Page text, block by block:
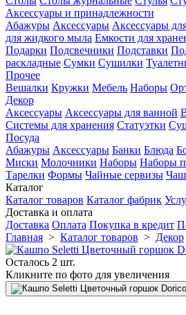
Аксессуары и принадлежности
Абажуры Аксессуары Аксессуары
для жидкого мыла Емкости для
Подарки Подсвечники Подставки
раскладные Сумки Сушилки
Прочее
Вешалки Кружки Мебель Наборы
Декор
Аксессуары Аксессуары для ванной
Системы для хранения Статуэтки
Посуда
Абажуры Аксессуары Банки Блюда
Миски Молочники Наборы Наборы
Тарелки Формы Чайные сервизы
Каталог
Каталог товаров Каталог фабрик
Доставка и оплата
Доставка Оплата Покупка в кредит
Главная > Каталог товаров > Декор
Осталось 2 шт.
Кликните по фото для увеличения